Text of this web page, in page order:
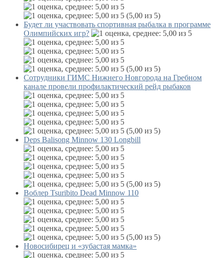
(5,00 из 5)
Будет ли участвовать спортивная рыбалка в программе
Олимпийских игр?
(5,00 из 5)
Сотрудники ГИМС Нижнего Новгорода на Гребном
канале провели профилактический рейд рыбаков
(5,00 из 5)
Deps Balisong Minnow 130 Longbill
(5,00 из 5)
Воблер Tsuribito Dead Minnow 110
(5,00 из 5)
Новосибирец и «зубастая мамка»